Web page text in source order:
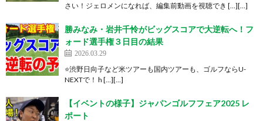
さい！ジェロメンになれば、編集前動画を視聴でき […][…]
勝みなみ・岩井千怜がビッグスコアで大逆転へ！フ
ォード選手権３日目の結果
2026.03.29
⭐️渋野日向子など米ツアーも国内ツアーも、ゴルフならU-
NEXTで！ h […][…]
【イベントの様子】ジャパンゴルフフェア2025 レ
ポート